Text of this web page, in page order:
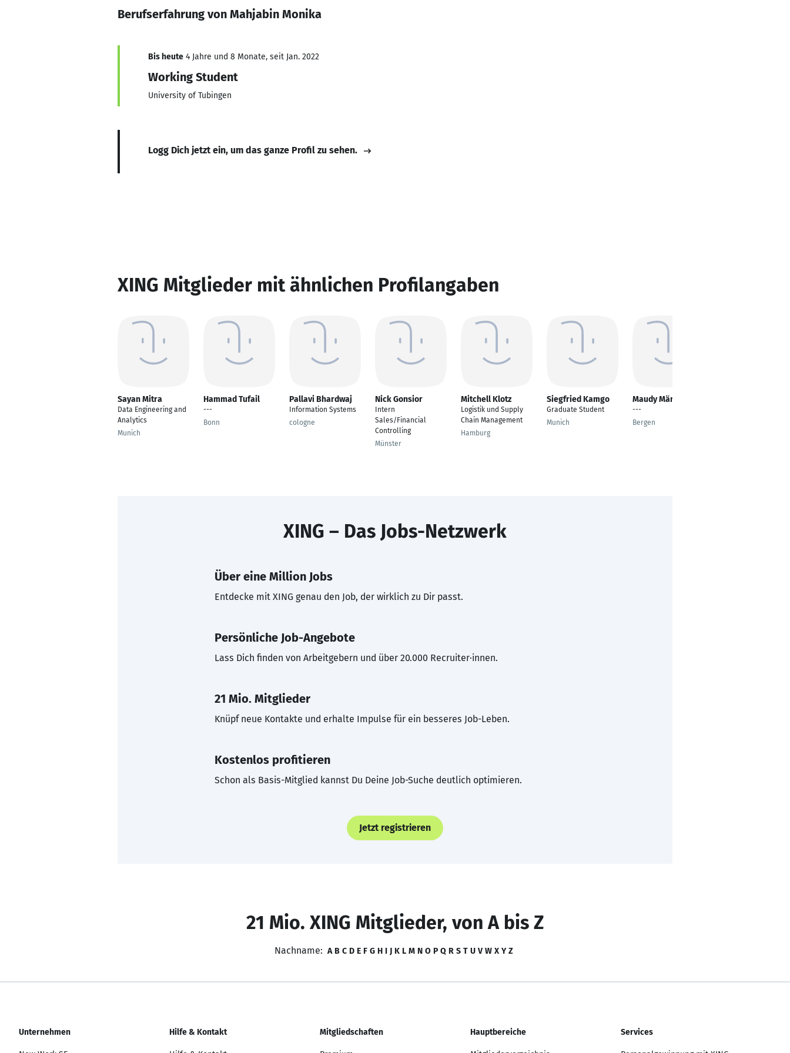
Berufserfahrung von Mahjabin Monika
Bis heute 4 Jahre und 8 Monate, seit Jan. 2022
Working Student
University of Tubingen
Logg Dich jetzt ein, um das ganze Profil zu sehen.
XING Mitglieder mit ähnlichen Profilangaben
Sayan Mitra
Data Engineering and
Analytics
Munich
Hammad Tufail
---
Bonn
Pallavi Bhardwaj
Information Systems
cologne
Nick Gonsior
Intern
Sales/Financial
Controlling
Münster
Mitchell Klotz
Logistik und Supply
Chain Management
Hamburg
Siegfried Kamgo
Graduate Student
Munich
Maudy Märkl
---
Bergen
XING – Das Jobs-Netzwerk
Über eine Million Jobs
Entdecke mit XING genau den Job, der wirklich zu Dir passt.
Persönliche Job-Angebote
Lass Dich finden von Arbeitgebern und über 20.000 Recruiter·innen.
21 Mio. Mitglieder
Knüpf neue Kontakte und erhalte Impulse für ein besseres Job-Leben.
Kostenlos profitieren
Schon als Basis-Mitglied kannst Du Deine Job-Suche deutlich optimieren.
Jetzt registrieren
21 Mio. XING Mitglieder, von A bis Z
Nachname: A B C D E F G H I J K L M N O P Q R S T U V W X Y Z
Unternehmen Hilfe & Kontakt Mitgliedschaften Hauptbereiche Services